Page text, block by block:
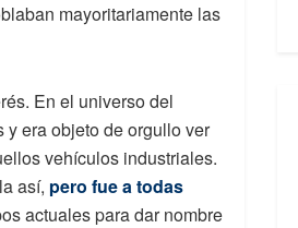
mayoritariamente las
En el universo del
era objeto de orgullo ver
vehículos industriales.
así, pero fue a todas
actuales para dar nombre